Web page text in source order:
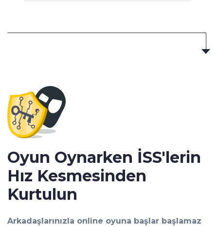
Arkadaşlarınızla online oyuna başlar başlamaz
Oyun Oynarken İSS'lerin
Hız Kesmesinden
Kurtulun